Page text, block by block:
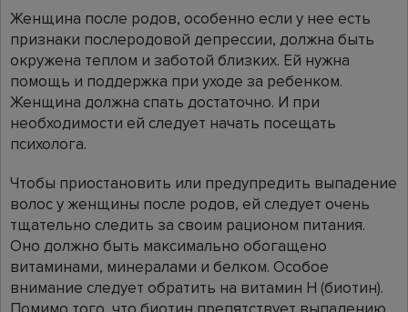
Женщина после родов, особенно если у нее есть
признаки послеродовой депрессии, должна быть
окружена теплом и заботой близких. Ей нужна
помощь и поддержка при уходе за ребенком.
Женщина должна спать достаточно. И при
необходимости ей следует начать посещать
психолога.
Чтобы приостановить или предупредить выпадение
волос у женщины после родов, ей следует очень
тщательно следить за своим рационом питания.
Оно должно быть максимально обогащено
витаминами, минералами и белком. Особое
внимание следует обратить на витамин Н (биотин).